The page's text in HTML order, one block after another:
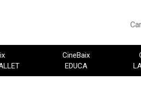
CineBaix
EDUCA